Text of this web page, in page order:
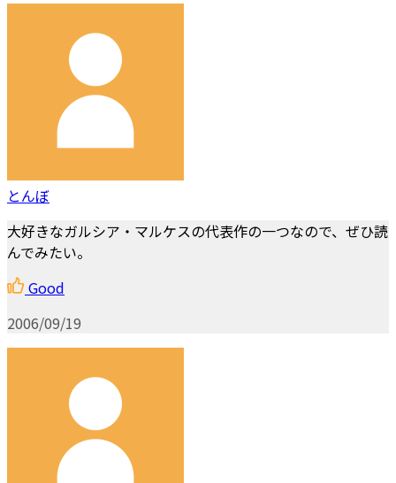
とんぼ
大好きなガルシア・マルケスの代表作の一つなので、ぜひ読
んでみたい。
Good
2006/09/19